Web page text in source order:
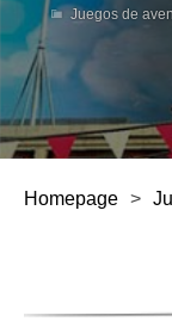
Juegos de
Homepage >